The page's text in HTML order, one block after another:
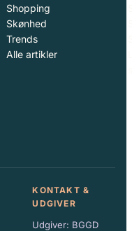
Shopping
Skønhed
Trends
Alle artikler
KONTAKT &
UDGIVER
Udgiver: BGGD